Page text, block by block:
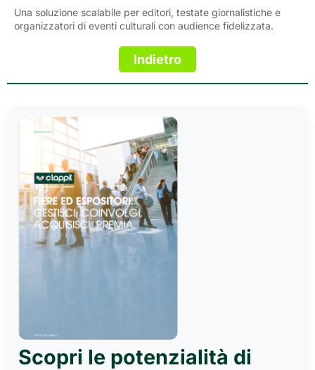
Una soluzione scalabile per editori, testate giornalistiche e
organizzatori di eventi culturali con audience fidelizzata.
Scopri le potenzialità di